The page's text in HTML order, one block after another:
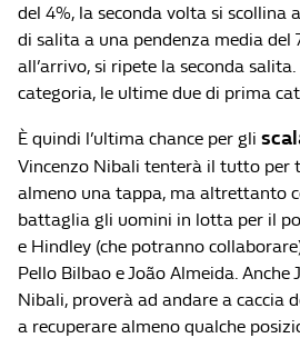
del 4%, la seconda volta si scollina
di salita a una pendenza media del
all’arrivo, si ripete la seconda
categoria, le ultime due di prima
È quindi l’ultima chance per gli
Vincenzo Nibali tenterà il tutto per
almeno una tappa, ma altrettanto
battaglia gli uomini in lotta per il
e Hindley (che potranno
Pello Bilbao e João Almeida. Anche
Nibali, proverà ad andare a caccia
a recuperare almeno qualche